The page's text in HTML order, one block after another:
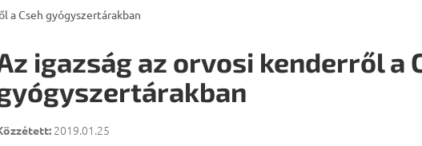
a Cseh gyógyszertárakban
igazság az orvosi kenderről a
2019.01.25